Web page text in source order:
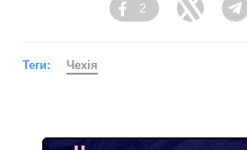
Facebook
2
Twitter
Теги: Чехія